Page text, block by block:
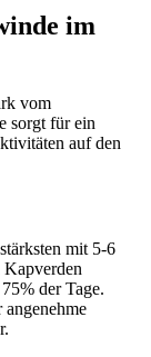
im
vom
sorgt für ein
auf den
mit 5-6
der Tage.